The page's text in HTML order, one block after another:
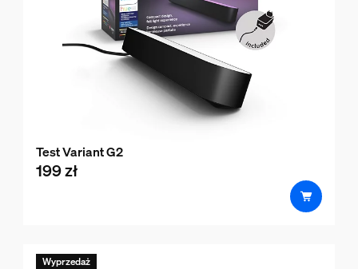
Test Variant G2
product.with.199 zł
199 zł
Wyprzedaż